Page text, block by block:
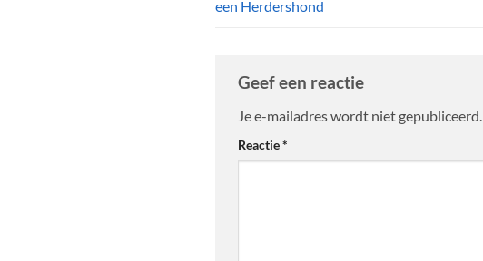
een Herdershond
Geef een reactie
Je e-mailadres wordt niet gepubliceerd.
Reactie*
Alternative: